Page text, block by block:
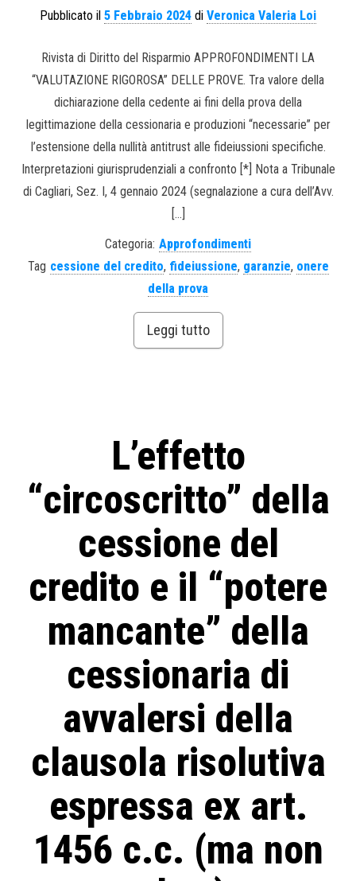
Pubblicato il 5 Febbraio 2024 di Veronica Valeria Loi
Rivista di Diritto del Risparmio APPROFONDIMENTI LA
“VALUTAZIONE RIGOROSA” DELLE PROVE. Tra valore della
dichiarazione della cedente ai fini della prova della
legittimazione della cessionaria e produzioni “necessarie” per
l’estensione della nullità antitrust alle fideiussioni specifiche.
Interpretazioni giurisprudenziali a confronto [*] Nota a Tribunale
di Cagliari, Sez. I, 4 gennaio 2024 (segnalazione a cura dell’Avv.
[…]
Categoria: Approfondimenti
Tag cessione del credito, fideiussione, garanzie, onere
della prova
Leggi tutto
L’effetto
“circoscritto” della
cessione del
credito e il “potere
mancante” della
cessionaria di
avvalersi della
clausola risolutiva
espressa ex art.
1456 c.c. (ma non